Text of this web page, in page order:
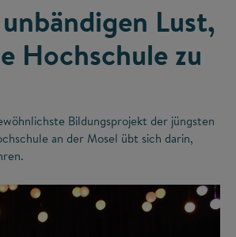
Lust,
Hochschule zu
Bildungsprojekt der jüngsten
an der Mosel übt sich darin,